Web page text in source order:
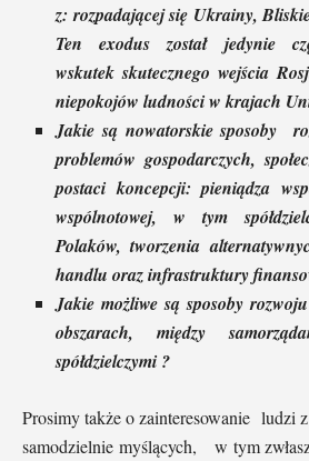
z: rozpadającej się Ukrainy,
Ten exodus został jedynie
wskutek skutecznego wejścia
niepokojów ludności w krajach
Jakie są nowatorskie sposoby
problemów gospodarczych,
postaci koncepcji: pieniądza
wspólnotowej, w tym
Polaków, tworzenia
handlu oraz infrastruktury
Jakie możliwe są sposoby
obszarach, między
spółdzielczymi ?
Prosimy także o zainteresowanie ludzi
samodzielnie myślących, w tym